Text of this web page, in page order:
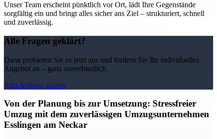
Unser Team erscheint pünktlich vor Ort, lädt Ihre Gegenstände
sorgfältig ein und bringt alles sicher ans Ziel – strukturiert, schnell
und zuverlässig.
Alle Fragen geklärt?
Dann probieren Sie es jetzt aus und fordern Sie Ihr individuelles
Angebot an – ganz unverbindlich.
Jetzt Anfrage starten
Von der Planung bis zur Umsetzung: Stressfreier
Umzug mit dem zuverlässigen Umzugsunternehmen
Esslingen am Neckar